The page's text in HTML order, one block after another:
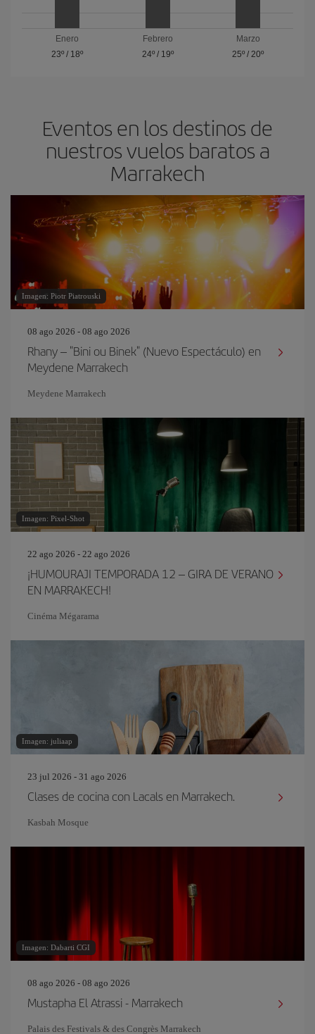
Enero
23º/ 18º
Febrero
24º/ 19º
Marzo
25º /20º
Eventos en los destinos de
nuestros vuelos baratos a
Marrakech
Imagen: Piotr Piatrouski
08 ago 2026 - 08 ago 2026
Rhany – "Bini ou Binek" (Nuevo Espectáculo) en
Meydene Marrakech
Meydene Marrakech
Imagen: Pixel-Shot
22 ago 2026 - 22 ago 2026
¡HUMOURAJI TEMPORADA 12 – GIRA DE VERANO
EN MARRAKECH!
Cinéma Mégarama
Imagen: juliaap
23 jul 2026 - 31 ago 2026
Clases de cocina con Lacals en Marrakech.
Kasbah Mosque
Imagen: Dabarti CGI
08 ago 2026 - 08 ago 2026
Mustapha El Atrassi - Marrakech
Palais des Festivals & des Congrès Marrakech